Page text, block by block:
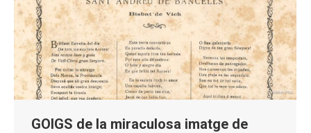
GOIGS de la miraculosa imatge de